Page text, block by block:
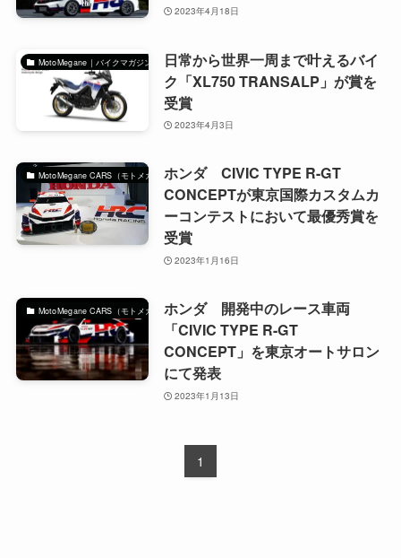
2023年4月18日
MotoMegane｜バイクマガジン
日常から世界一周まで叶えるバイ
ク「XL750 TRANSALP」が賞を
受賞
2023年4月3日
MotoMegane CARS（モトメガネカーズ）｜自動車マガジン
ホンダ CIVIC TYPE R-GT
CONCEPTが東京国際カスタムカ
ーコンテストにおいて最優秀賞を
受賞
2023年1月16日
MotoMegane CARS（モトメガネカーズ）｜自動車マガジンホンダ 開発中のレース車両
「CIVIC TYPE R-GT
CONCEPT」を東京オートサロン
にて発表
2023年1月13日
1